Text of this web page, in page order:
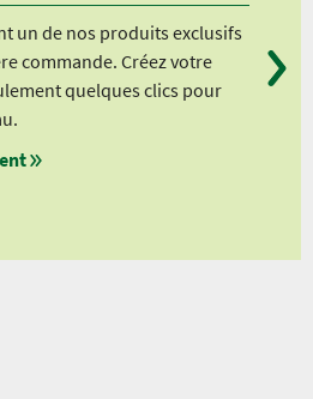
un de nos produits exclusifs
commande. Créez votre
quelques clics pour